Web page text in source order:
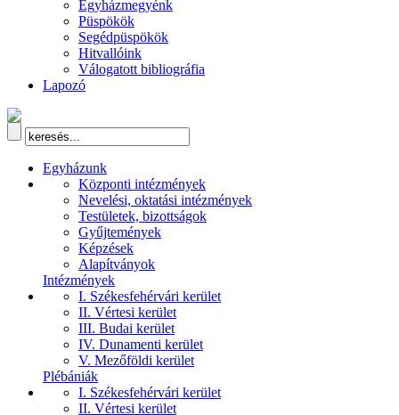
Egyházmegyénk
Püspökök
Segédpüspökök
Hitvallóink
Válogatott bibliográfia
Lapozó
Egyházunk
Központi intézmények
Nevelési, oktatási intézmények
Testületek, bizottságok
Gyűjtemények
Képzések
Alapítványok
Intézmények
I. Székesfehérvári kerület
II. Vértesi kerület
III. Budai kerület
IV. Dunamenti kerület
V. Mezőföldi kerület
Plébániák
I. Székesfehérvári kerület
II. Vértesi kerület